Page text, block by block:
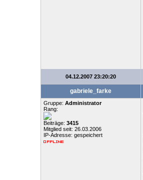
04.12.2007 23:20:20
gabriele_farke
Gruppe: Administrator
Rang:
Beiträge: 3415
Mitglied seit: 26.03.2006
IP-Adresse: gespeichert